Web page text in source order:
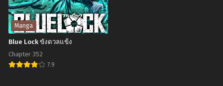
Manga
Blue Lock ขังดวลแข้ง
Chapter 352
7.9